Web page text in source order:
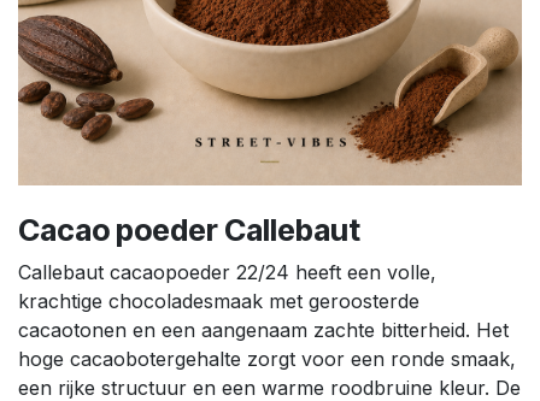
Cacao poeder Callebaut
Callebaut cacaopoeder 22/24 heeft een volle,
krachtige chocoladesmaak met geroosterde
cacaotonen en een aangenaam zachte bitterheid. Het
hoge cacaobotergehalte zorgt voor een ronde smaak,
een rijke structuur en een warme roodbruine kleur. De